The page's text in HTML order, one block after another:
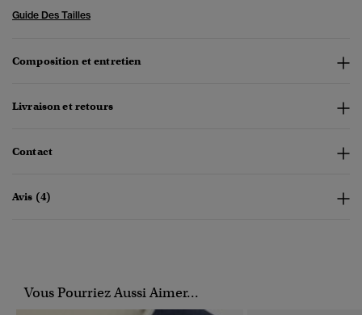
Guide Des Tailles
Composition et entretien
Livraison et retours
Contact
Avis (4)
Vous Pourriez Aussi Aimer...